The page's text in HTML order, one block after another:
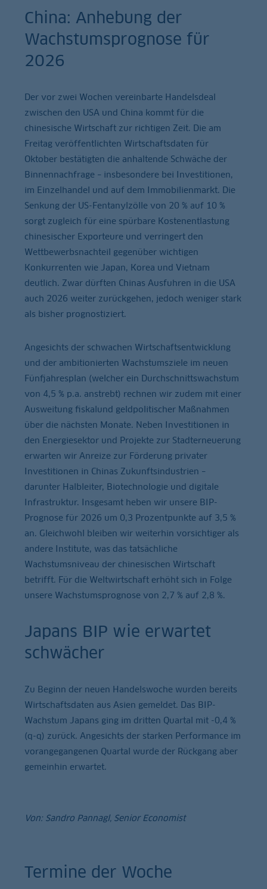
China: Anhebung der
Wachstumsprognose für
2026
Der vor zwei Wochen vereinbarte Handelsdeal
zwischen den USA und China kommt für die
chinesische Wirtschaft zur richtigen Zeit. Die am
Freitag veröffentlichten Wirtschaftsdaten für
Oktober bestätigten die anhaltende Schwäche der
Binnennachfrage – insbesondere bei Investitionen,
im Einzelhandel und auf dem Immobilienmarkt. Die
Senkung der US-Fentanylzölle von 20 % auf 10 %
sorgt zugleich für eine spürbare Kostenentlastung
chinesischer Exporteure und verringert den
Wettbewerbsnachteil gegenüber wichtigen
Konkurrenten wie Japan, Korea und Vietnam
deutlich. Zwar dürften Chinas Ausfuhren in die USA
auch 2026 weiter zurückgehen, jedoch weniger stark
als bisher prognostiziert.
Angesichts der schwachen Wirtschaftsentwicklung
und der ambitionierten Wachstumsziele im neuen
Fünfjahresplan (welcher ein Durchschnittswachstum
von 4,5 % p.a. anstrebt) rechnen wir zudem mit einer
Ausweitung fiskalund geldpolitischer Maßnahmen
über die nächsten Monate. Neben Investitionen in
den Energiesektor und Projekte zur Stadterneuerung
erwarten wir Anreize zur Förderung privater
Investitionen in Chinas Zukunftsindustrien –
darunter Halbleiter, Biotechnologie und digitale
Infrastruktur. Insgesamt heben wir unsere BIP-
Prognose für 2026 um 0,3 Prozentpunkte auf 3,5 %
an. Gleichwohl bleiben wir weiterhin vorsichtiger als
andere Institute, was das tatsächliche
Wachstumsniveau der chinesischen Wirtschaft
betrifft. Für die Weltwirtschaft erhöht sich in Folge
unsere Wachstumsprognose von 2,7 % auf 2,8 %.
Japans BIP wie erwartet
schwächer
Zu Beginn der neuen Handelswoche wurden bereits
Wirtschaftsdaten aus Asien gemeldet. Das BIP-
Wachstum Japans ging im dritten Quartal mit -0,4 %
(q-q) zurück. Angesichts der starken Performance im
vorangegangenen Quartal wurde der Rückgang aber
gemeinhin erwartet.
Von: Sandro Pannagl, Senior Economist
Termine der Woche